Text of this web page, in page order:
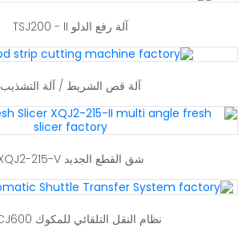
آلة رفع الدلو TSJ200 - II
آلة قص الشريط / آلة التشذيب
شق القطع الجديد XQJ2-215-V
نظام النقل التلقائي للمكوك ZWCJ600